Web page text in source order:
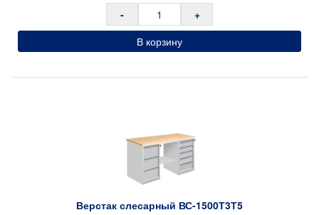
-
+
В корзину
Верстак слесарный ВС-1500Т3Т5